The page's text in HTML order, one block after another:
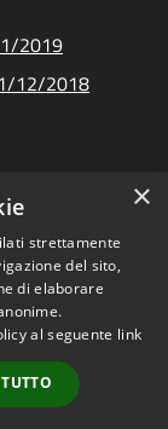
2019
12/2018
• Unione dei
Montani Amiata
• Powered by
•Accesso
×
strettamente
del sito,
di elaborare
al seguente link